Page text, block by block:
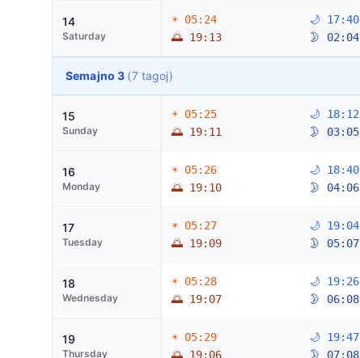
14
Saturday
☀ 05:24
🌅 19:13
🌙 17:40
🌛 02:04
Semajno 3 (7 tagoj)
15
Sunday
☀ 05:25
🌅 19:11
🌙 18:12
🌛 03:05
16
Monday
☀ 05:26
🌅 19:10
🌙 18:40
🌛 04:06
17
Tuesday
☀ 05:27
🌅 19:09
🌙 19:04
🌛 05:07
18
Wednesday
☀ 05:28
🌅 19:07
🌙 19:26
🌛 06:08
19
Thursday
☀ 05:29
🌅 19:06
🌙 19:47
🌛 07:08